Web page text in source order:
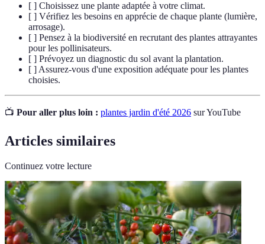
[ ] Choisissez une plante adaptée à votre climat.
[ ] Vérifiez les besoins en apprécie de chaque plante (lumière,
arrosage).
[ ] Pensez à la biodiversité en recrutant des plantes attrayantes
pour les pollinisateurs.
[ ] Prévoyez un diagnostic du sol avant la plantation.
[ ] Assurez-vous d'une exposition adéquate pour les plantes
choisies.
📺 Pour aller plus loin : plantes jardin d'été 2026 sur YouTube
Articles similaires
Continuez votre lecture